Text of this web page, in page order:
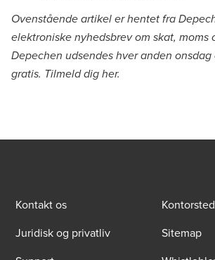
Ovenstående artikel er hentet fra
elektroniske nyhedsbrev om skat, moms
Depechen udsendes hver anden onsdag
gratis. Tilmeld dig her.
Kontakt os
Juridisk og privatliv
Sitemap